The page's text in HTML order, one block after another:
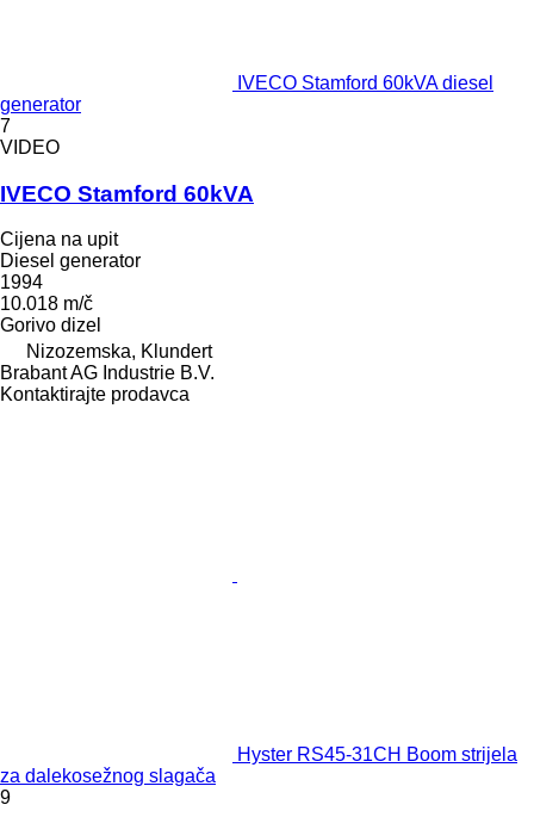
IVECO Stamford 60kVA diesel
generator
7
VIDEO
IVECO Stamford 60kVA
Cijena na upit
Diesel generator
1994
10.018 m/č
Gorivo dizel
Nizozemska, Klundert
Brabant AG Industrie B.V.
Kontaktirajte prodavca
Hyster RS45-31CH Boom strijela
za dalekosežnog slagača
9